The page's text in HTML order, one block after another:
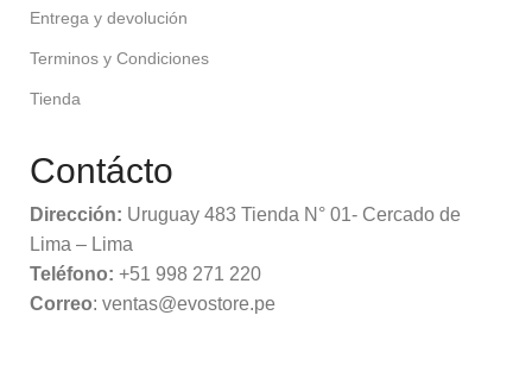
Entrega y devolución
Terminos y Condiciones
Tienda
Contácto
Dirección: Uruguay 483 Tienda N° 01- Cercado de
Lima – Lima
Teléfono: +51 998 271 220
Correo: ventas@evostore.pe